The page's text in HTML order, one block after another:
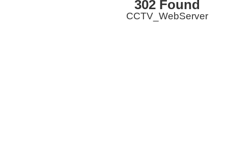
302 Found
CCTV_WebServer